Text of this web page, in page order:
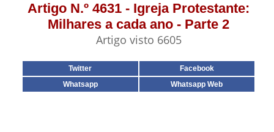
Artigo N.º 4631 - Igreja Protestante:
Milhares a cada ano - Parte 2
Artigo visto 6605
Twitter
Facebook
Whatsapp
Whatsapp Web